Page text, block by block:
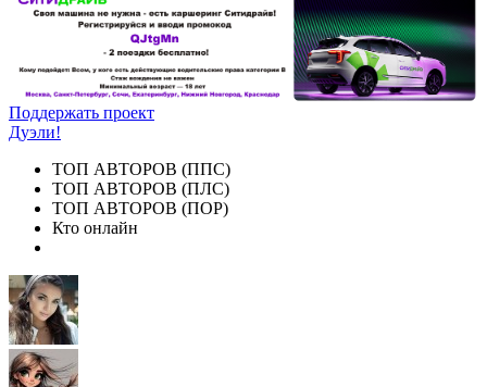
Поддержать проект
Дуэли!
ТОП АВТОРОВ (ППС)
ТОП АВТОРОВ (ПЛС)
ТОП АВТОРОВ (ПОР)
Кто онлайн